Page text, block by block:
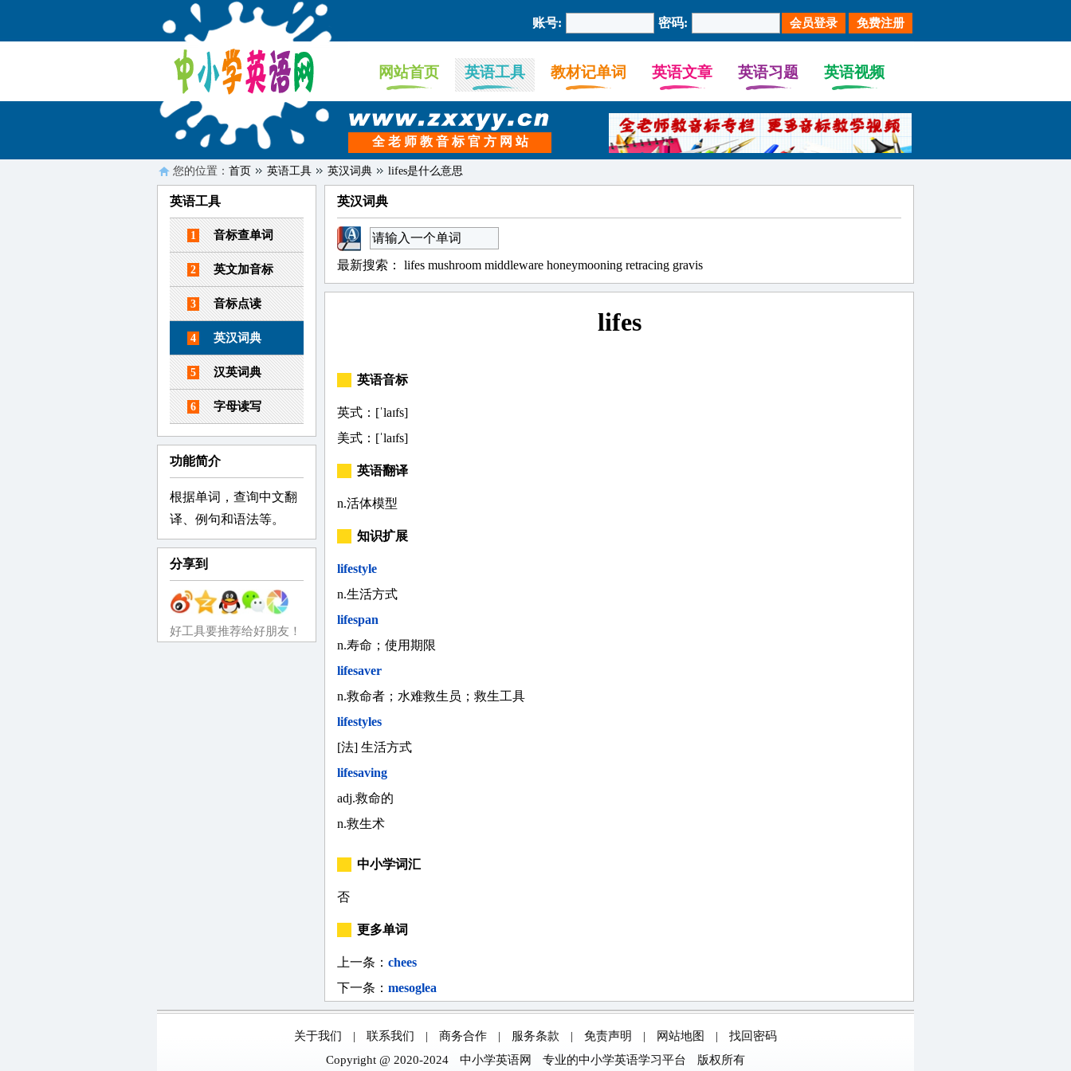
账号: 密码:
网站首页 英语工具 教材记单词 英语文章 英语习题 英语视频
全 老 师 教 音 标 官 方 网 站
您的位置： 首页 英语工具 英汉词典 lifes是什么意思
英语工具
1 音标查单词
2 英文加音标
3 音标点读
4 英汉词典
5 汉英词典
6 字母读写
功能简介
根据单词，查询中文翻
译、例句和语法等。
分享到
好工具要推荐给好朋友！
英汉词典
最新搜索： lifes mushroom middleware honeymooning retracing gravis
lifes
英语音标
英式：[ˈlaɪfs]
美式：[ˈlaɪfs]
英语翻译
n.活体模型
知识扩展
lifestyle
n.生活方式
lifespan
n.寿命；使用期限
lifesaver
n.救命者；水难救生员；救生工具
lifestyles
[法] 生活方式
lifesaving
adj.救命的
n.救生术
中小学词汇
否
更多单词
上一条： chees
下一条： mesoglea
关于我们 | 联系我们 | 商务合作 | 服务条款 | 免责声明 | 网站地图 |
找回密码
Copyright @ 2020-2024
中小学英语网 专业的中小学英语学习平台 版权所有